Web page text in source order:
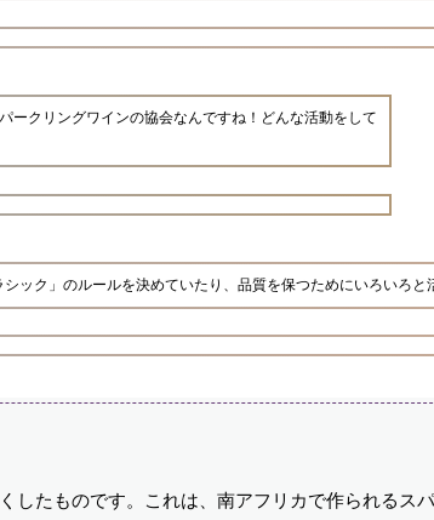
ークリングワインの協会なんですね！どんな活動をして
ック」のルールを決めていたり、品質を保つためにいろいろと
したものです。これは、南アフリカで作られるス